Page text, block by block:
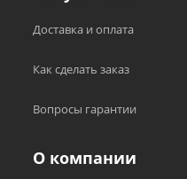
Доставка и оплата
Как сделать заказ
Вопросы гарантии
О компании